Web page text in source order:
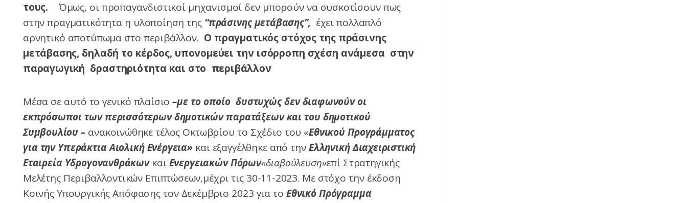
τους.
Όμως, οι προπαγανδιστικοί μηχανισμοί δεν μπορούν να συσκοτίσουν πως
στην πραγματικότητα η υλοποίηση της “πράσινης μετάβασης”, έχει πολλαπλό
αρνητικό αποτύπωμα στο περιβάλλον. Ο πραγματικός στόχος της πράσινης
μετάβασης, δηλαδή το κέρδος, υπονομεύει την ισόρροπη σχέση ανάμεσα στην
παραγωγική δραστηριότητα και στο περιβάλλον
Μέσα σε αυτό το γενικό πλαίσιο–με το οποίο δυστυχώς δεν διαφωνούν οι
εκπρόσωποι των περισσότερων δημοτικών παρατάξεων και του δημοτικού
Συμβουλίου – ανακοινώθηκε τέλος Οκτωβρίου το Σχέδιο του «Εθνικού Προγράμματος
για την Υπεράκτια Αιολική Ενέργεια» και εξαγγέλθηκε από τηνΕλληνική Διαχειριστική
Εταιρεία ΥδρογονανθράκωνκαιΕνεργειακών Πόρων«διαβούλευση»επί Στρατηγικής
Μελέτης Περιβαλλοντικών Επιπτώσεων,μέχρι τις 30-11-2023. Με στόχο την έκδοση
Κοινής Υπουργικής Απόφασης τον Δεκέμβριο 2023 για το Εθνικό Πρόγραμμα